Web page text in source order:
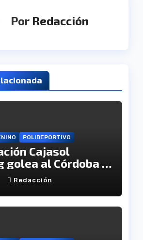
Por Redacción
POLIDEPORTIVO
Cajasol
golea al Córdoba y
el Granada en
de Copa
Redacción